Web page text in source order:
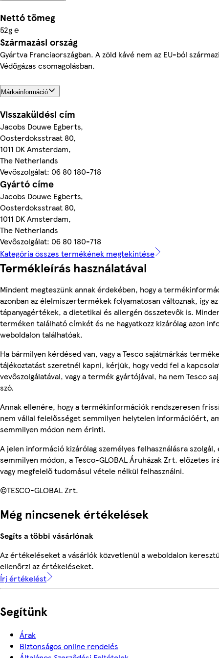
Nettó tömeg
52g ℮
Származási ország
Gyártva Franciaországban. A zöld kávé nem az EU-ból
Védőgázas csomagolásban.
Márkainformáció
Visszaküldési cím
Jacobs Douwe Egberts,
Oosterdoksstraat 80,
1011 DK Amsterdam,
The Netherlands
Vevőszolgálat: 06 80 180-718
Gyártó címe
Jacobs Douwe Egberts,
Oosterdoksstraat 80,
1011 DK Amsterdam,
The Netherlands
Vevőszolgálat: 06 80 180-718
Kategória összes termékének megtekintése
Termékleírás használatával
Mindent megteszünk annak érdekében, hogy a
azonban az élelmiszertermékek folyamatosan változnak, így
tápanyagértékek, a dietetikai és allergén összetevők is.
terméken található címkét és ne hagyatkozz kizárólag azon
weboldalon találhatóak.
Ha bármilyen kérdésed van, vagy a Tesco sajátmárkás
tájékoztatást szeretnél kapni, kérjük, hogy vedd fel a
vevőszolgálatával, vagy a termék gyártójával, ha nem Tesco
szó.
Annak ellenére, hogy a termékinformációk rendszeresen
nem vállal felelősséget semmilyen helytelen információért,
semmilyen módon nem érinti.
A jelen információ kizárólag személyes felhasználásra
semmilyen módon, a Tesco-GLOBAL Áruházak Zrt. előzetes
vagy megfelelő tudomásul vétele nélkül felhasználni.
©TESCO-GLOBAL Zrt.
Még nincsenek értékelések
Segíts a többi vásárlónak
Az értékeléseket a vásárlók közvetlenül a weboldalon
ellenőrzi az értékeléseket.
Írj értékelést
Segítünk
Árak
Biztonságos online rendelés